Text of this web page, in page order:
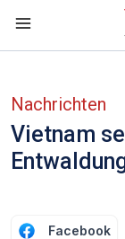
Nachrichten
Vietnam
Facebook